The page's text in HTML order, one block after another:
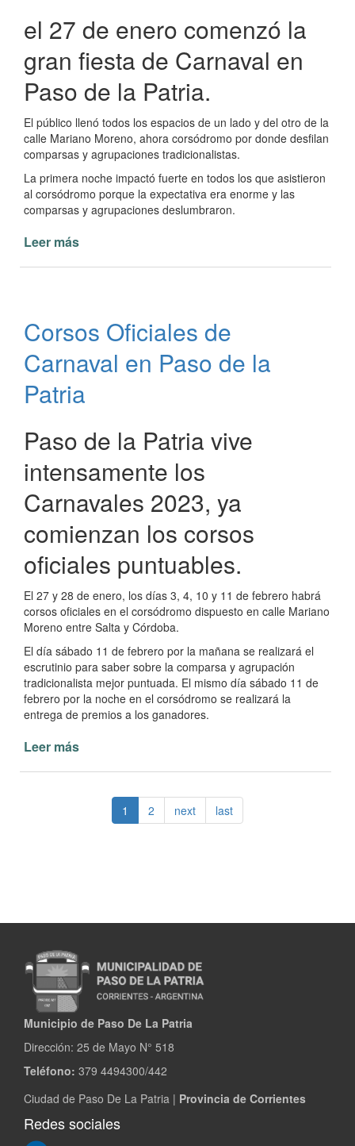
paso
de
la
Patria
el 27 de enero comenzó la
gran fiesta de Carnaval en
Paso de la Patria.
El público llenó todos los espacios de un lado y del otro de la
calle Mariano Moreno, ahora corsódromo por donde desfilan
comparsas y agrupaciones tradicionalistas.
La primera noche impactó fuerte en todos los que asistieron
al corsódromo porque la expectativa era enorme y las
comparsas y agrupaciones deslumbraron.
Leer más
Oficiales
de
Carnaval
Paso
la
Patria
Corsos Oficiales de
Carnaval en Paso de la
Patria
Paso de la Patria vive
intensamente los
Carnavales 2023, ya
comienzan los corsos
oficiales puntuables.
El 27 y 28 de enero, los días 3, 4, 10 y 11 de febrero habrá
corsos oficiales en el corsódromo dispuesto en calle Mariano
Moreno entre Salta y Córdoba.
El día sábado 11 de febrero por la mañana se realizará el
escrutinio para saber sobre la comparsa y agrupación
tradicionalista mejor puntuada. El mismo día sábado 11 de
febrero por la noche en el corsódromo se realizará la
entrega de premios a los ganadores.
Leer más
Carnaval1 2 next last
Municipio de Paso De La Patria
Dirección: 25 de Mayo N° 518
Teléfono: 379 4494300/442
Ciudad de Paso De La Patria | Provincia de Corrientes
Redes sociales